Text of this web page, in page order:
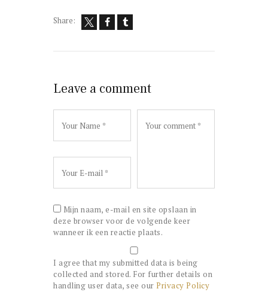
Share:
Leave a comment
Mijn naam, e-mail en site opslaan in
deze browser voor de volgende keer
wanneer ik een reactie plaats.
I agree that my submitted data is being
collected and stored. For further details on
handling user data, see our Privacy Policy